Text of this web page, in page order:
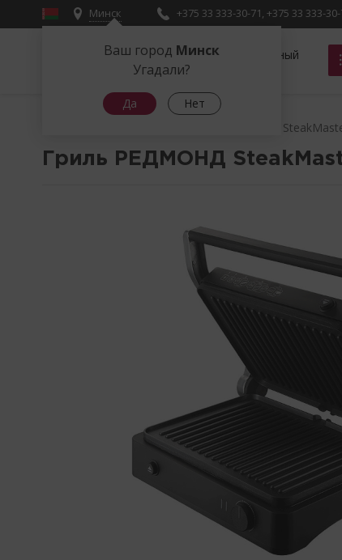
Ваш город Минск
Угадали?
Да Нет
Минск +375 33 333-30-71, +375 33 333-
Фирменный
Гриль РЕДМОНД
Гриль РЕДМОНД